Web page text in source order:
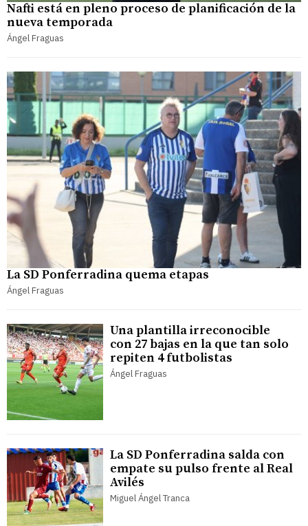
Nafti está en pleno proceso de planificación de la
nueva temporada
Ángel Fraguas
La SD Ponferradina quema etapas
Ángel Fraguas
Una plantilla irreconocible
con 27 bajas en la que tan solo
repiten 4 futbolistas
Ángel Fraguas
La SD Ponferradina salda con
empate su pulso frente al Real
Avilés
Miguel Ángel Tranca